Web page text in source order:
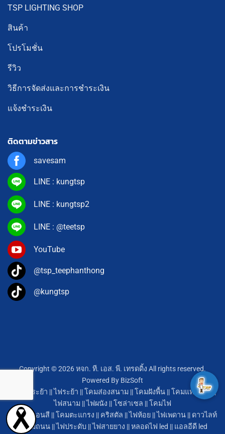
TSP LIGHTING SHOP
สินค้า
โปรโมชั่น
รีวิว
วิธีการจัดส่งและการชำระเงิน
แจ้งชำระเงิน
ติดตามข่าวสาร
savesam
LINE : kungtsp
LINE : kungtsp2
LINE : @teetsp
YouTube
@tsp_teephanthong
@kungtsp
Copyright © 2026 หจก. ที. เอส. พี. เทรดดิ้ง All rights reserved.
Powered By BizSoft
โคมไฟระย้า ||ไฟระย้า ||โคมส่องสนาม ||โคมฝังพื้น||โคมแทคไลท์||
ไฟสนาม ||ไฟผนัง ||โซล่าเซล ||โคมไฟ
หลอดนีออนสี ||โคมตะแกรง || คริสตัล ||ไฟห้อย ||ไฟเพดาน || ดาวไลท์
|| โคมถนน ||ไฟประดับ ||ไฟสายยาง ||หลอดไฟ led || แอลอีดี led